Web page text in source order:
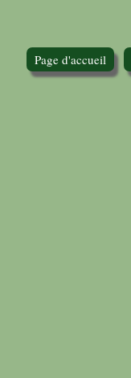
Page d'accueil